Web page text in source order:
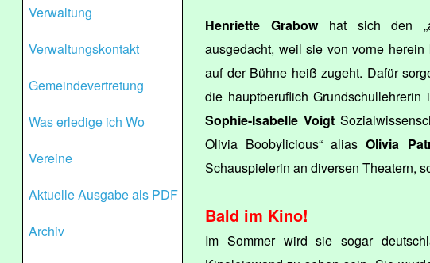
Verwaltung
Verwaltungskontakt
Gemeindevertretung
Was erledige ich Wo
Vereine
Aktuelle Ausgabe als PDF
Archiv
Henriette Grabowhat sich den
ausgedacht, weil sie von vorne
auf der Bühne heiß zugeht. Dafür
die hauptberuflich Grundschullehrerin
Sophie-Isabelle Voigt
Olivia Boobylicious“ aliasOlivia
Schauspielerin an diversen Theatern,
Bald im Kino!
Im Sommer wird sie sogar